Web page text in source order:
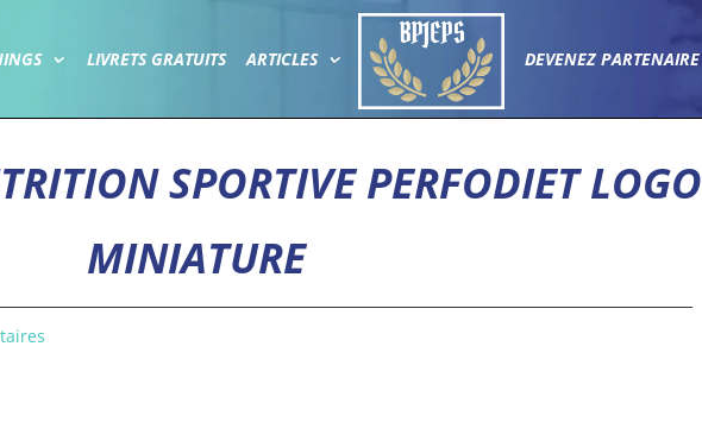
LIVRETS GRATUITS ARTICLES DEVENEZ PARTENAIRE
SPORTIVE PERFODIET LOGO
MINIATURE